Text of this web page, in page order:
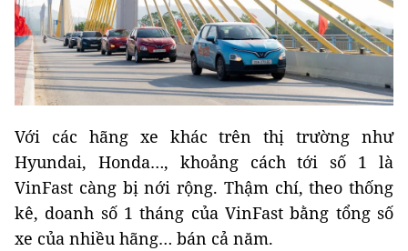
Với các hãng xe khác trên thị trường như
Hyundai, Honda…, khoảng cách tới số 1 là
VinFast càng bị nới rộng. Thậm chí, theo thống
kê, doanh số 1 tháng của VinFast bằng tổng số
xe của nhiều hãng… bán cả năm.